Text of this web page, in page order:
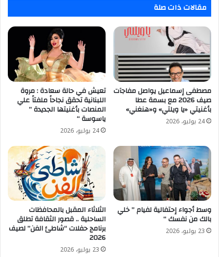
مقالات ذات صلة
مصطفى إسماعيل يواصل مفاجآت
صيف 2026 مع بسمة عطا
بأغنيتي «يا ويلتي» و«هنغني»
24 يوليو، 2026
تعيش في حالة سعادة : مروة
اللبنانية تحقق نجاحاً ملفتاً علي
المنصات بأغنيتها الجديدة ”
ياسوسة “
24 يوليو، 2026
وسط أجواء إحتفالية لفيام ” خلي
بالك من نفسك “
23 يوليو، 2026
الثلاثاء المقبل بالمحافظات
الساحلية .. قصور الثقافة تطلق
برنامج حفلات “شاطئ الفن” لصيف
2026
23 يوليو، 2026